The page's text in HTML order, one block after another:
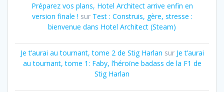
Préparez vos plans, Hotel Architect arrive enfin en
version finale ! sur Test : Construis, gère, stresse :
bienvenue dans Hotel Architect (Steam)
Je t’aurai au tournant, tome 2 de Stig Harlan sur Je t’aurai
au tournant, tome 1: Faby, l’héroïne badass de la F1 de
Stig Harlan